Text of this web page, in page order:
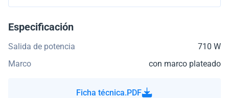
Especificación
Salida de potencia
710 W
Marco
con marco plateado
Ficha técnica.PDF